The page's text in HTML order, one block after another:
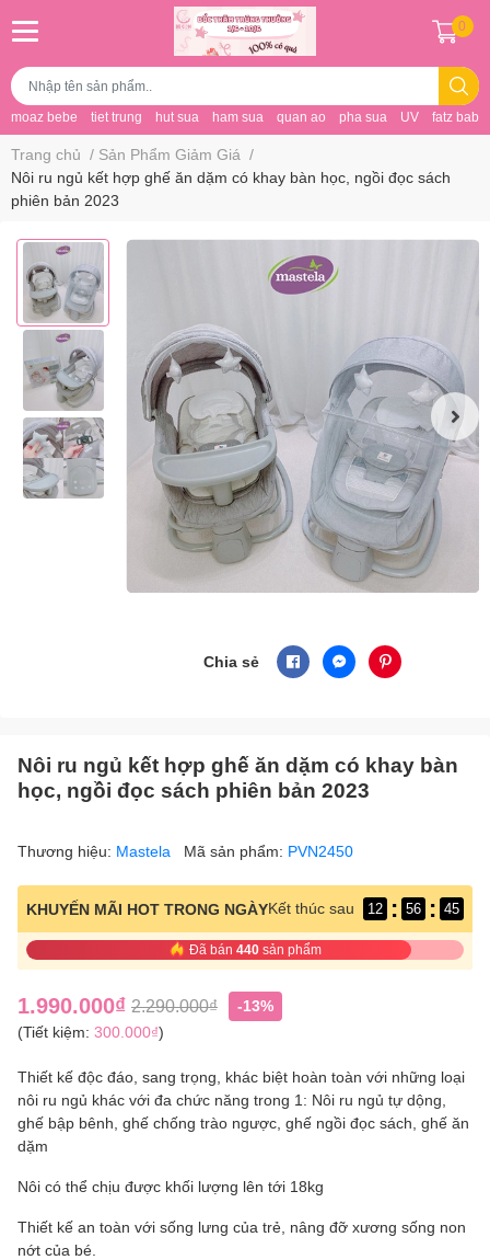
moaz bebe tiet trung hut sua ham sua quan ao pha sua UV fatz baby
0
Trang chủ / Sản Phẩm Giảm Giá /
Nôi ru ngủ kết hợp ghế ăn dặm có khay bàn học, ngồi đọc sách
phiên bản 2023
Chia sẻ
Nôi ru ngủ kết hợp ghế ăn dặm có khay bàn
học, ngồi đọc sách phiên bản 2023
Thương hiệu: Mastela Mã sản phẩm: PVN2450
KHUYẾN MÃI HOT TRONG NGÀYKết thúc sau 12 : 56 : 44
Đã bán 440 sản phẩm
1.990.000₫ 2.290.000₫
-13%
(Tiết kiệm: 300.000₫)
Thiết kế độc đáo, sang trọng, khác biệt hoàn toàn với những loại
nôi ru ngủ khác với đa chức năng trong 1: Nôi ru ngủ tự dộng,
ghế bập bênh, ghế chống trào ngược, ghế ngồi đọc sách, ghế ăn
dặm
Nôi có thể chịu được khối lượng lên tới 18kg
Thiết kế an toàn với sống lưng của trẻ, nâng đỡ xương sống non
nớt của bé.